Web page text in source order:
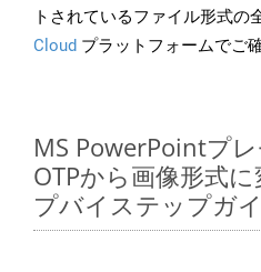
トされているファイル形式の
Cloud プラットフォームでご
MS PowerPointプ
OTPから画像形式
プバイステップガ